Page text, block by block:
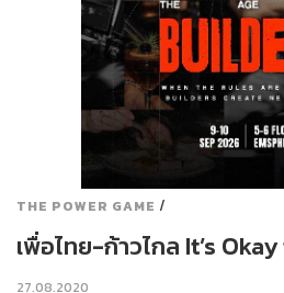
THE POWER GAME /
เพื่อไทย-ก้าวไกล It’s
27.08.2020